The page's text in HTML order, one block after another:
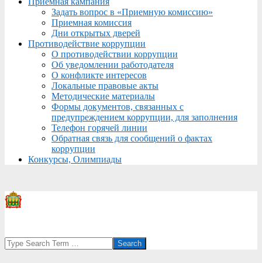
Задать вопрос в «Приемную комиссию»
Приемная комиссия
Дни открытых дверей
Противодействие коррупции
О противодействии коррупции
Об уведомлении работодателя
О конфликте интересов
Локальные правовые акты
Методические материалы
Формы документов, связанных с
предупреждением коррупции, для заполнения
Телефон горячей линии
Обратная связь для сообщений о фактах
коррупции
Конкурсы, Олимпиады
Search